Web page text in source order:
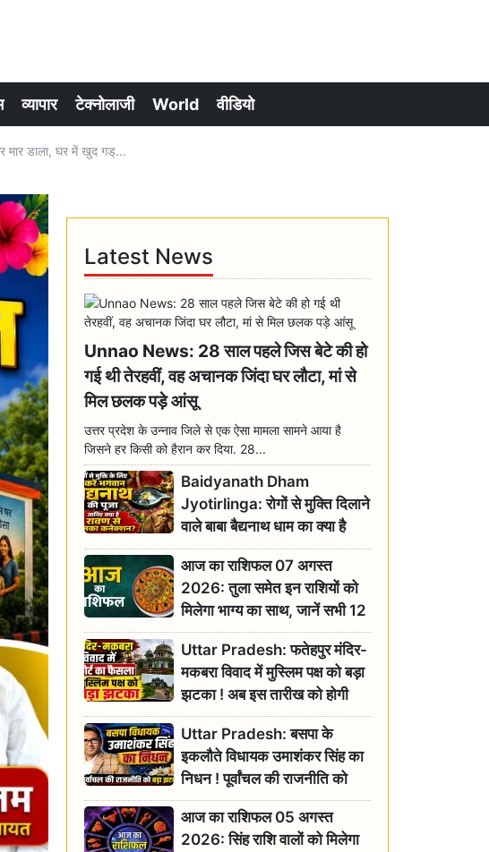
व्यापार टेक्नोलाजी World वीडियो
डाला, घर में खुद गड्...
Latest News
Unnao News: 28 साल पहले जिस बेटे की हो
गई थी तेरहवीं, वह अचानक जिंदा घर लौटा, मां से
मिल छलक पड़े आंसू
उत्तर प्रदेश के उन्नाव जिले से एक ऐसा मामला सामने आया है
जिसने हर किसी को हैरान कर दिया. 28...
Baidyanath Dham
Jyotirlinga: रोगों से मुक्ति दिलाने
वाले बाबा बैद्यनाथ धाम का क्या है
रावण से संबंध? जानिए ज्योतिर्लिंग की
महिमा
आज का राशिफल 07 अगस्त
2026: तुला समेत इन राशियों को
मिलेगा भाग्य का साथ, जानें सभी 12
राशियों का दैनिक भाग्यफल
Uttar Pradesh: फतेहपुर मंदिर-
मकबरा विवाद में मुस्लिम पक्ष को बड़ा
झटका ! अब इस तारीख को होगी
सुनवाई
Uttar Pradesh: बसपा के
इकलौते विधायक उमाशंकर सिंह का
निधन ! पूर्वांचल की राजनीति को
बड़ा झटका, योगी ने जताया दुःख
आज का राशिफल 05 अगस्त
2026: सिंह राशि वालों को मिलेगा